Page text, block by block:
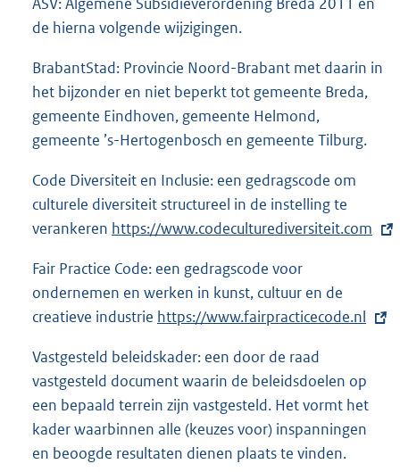
de hierna volgende wijzigingen.
BrabantStad: Provincie Noord-Brabant met daarin in
het bijzonder en niet beperkt tot gemeente Breda,
gemeente Eindhoven, gemeente Helmond,
gemeente ’s-Hertogenbosch en gemeente Tilburg.
Code Diversiteit en Inclusie: een gedragscode om
culturele diversiteit structureel in de instelling te
verankeren E
t
e
r
n
e
l
https://www.codeculturediversiteit.com
Fair Practice Code: een gedragscode voor
ondernemen en werken in kunst, cultuur en de
creatieve industrie E
t
e
r
n
e
https://www.fairpracticecode.nl
Vastgesteld beleidskader: een door de raad
vastgesteld document waarin de beleidsdoelen op
een bepaald terrein zijn vastgesteld. Het vormt het
kader waarbinnen alle (keuzes voor) inspanningen
en beoogde resultaten dienen plaats te vinden.